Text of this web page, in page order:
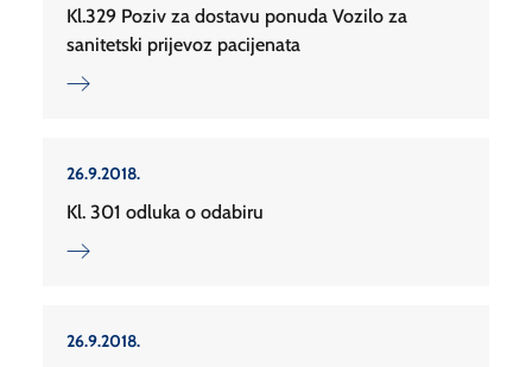
Kl.329 Poziv za dostavu ponuda Vozilo za
sanitetski prijevoz pacijenata
26.9.2018.
Kl. 301 odluka o odabiru
26.9.2018.